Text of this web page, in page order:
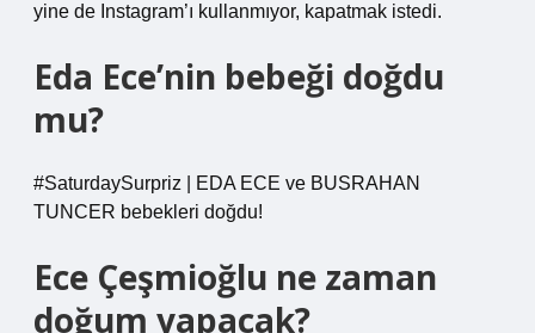
yine de Instagram’ı kullanmıyor, kapatmak istedi.
Eda Ece’nin bebeği doğdu
mu?
#SaturdaySurpriz | EDA ECE ve BUSRAHAN
TUNCER bebekleri doğdu!
Ece Çeşmioğlu ne zaman
doğum yapacak?